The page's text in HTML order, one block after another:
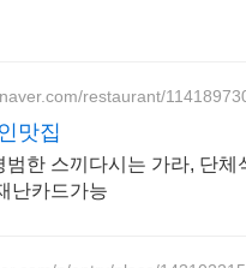
restaurant/
맛집
범한 스끼다시는 가라, 단체
난카드가능